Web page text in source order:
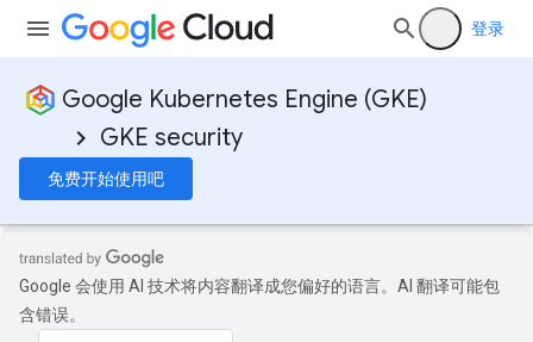
登录
Google Kubernetes Engine (GKE)
GKE security
免费开始使用吧
Google 会使用 AI 技术将内容翻译成您偏好的语言。AI 翻译可能包
含错误。